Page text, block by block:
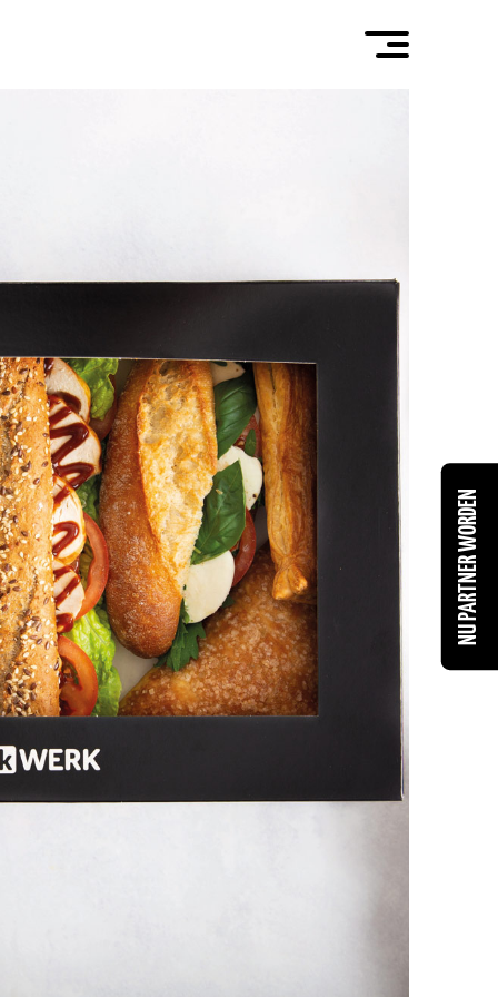
NU PARTNER WORDEN